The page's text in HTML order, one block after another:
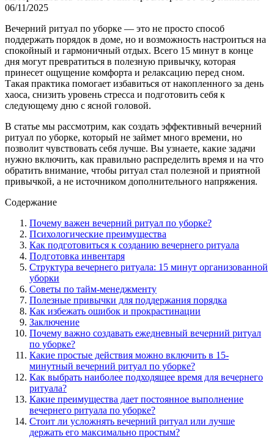
06/11/2025
Вечерний ритуал по уборке — это не просто способ
поддержать порядок в доме, но и возможность настроиться на
спокойный и гармоничный отдых. Всего 15 минут в конце
дня могут превратиться в полезную привычку, которая
принесет ощущение комфорта и релаксацию перед сном.
Такая практика помогает избавиться от накопленного за день
хаоса, снизить уровень стресса и подготовить себя к
следующему дню с ясной головой.
В статье мы рассмотрим, как создать эффективный вечерний
ритуал по уборке, который не займет много времени, но
позволит чувствовать себя лучше. Вы узнаете, какие задачи
нужно включить, как правильно распределить время и на что
обратить внимание, чтобы ритуал стал полезной и приятной
привычкой, а не источником дополнительного напряжения.
Содержание
Почему важен вечерний ритуал по уборке?
Психологические преимущества
Как подготовиться к созданию вечернего ритуала
Подготовка инвентаря
Структура вечернего ритуала: 15 минут организованной
уборки
Советы по тайм-менеджменту
Полезные привычки для поддержания порядка
Как избежать ошибок и прокрастинации
Заключение
Почему важно создавать ежедневный вечерний ритуал
по уборке?
Какие простые действия можно включить в 15-
минутный вечерний ритуал по уборке?
Как выбрать наиболее подходящее время для вечернего
ритуала?
Какие преимущества дает постоянное выполнение
вечернего ритуала по уборке?
Стоит ли усложнять вечерний ритуал или лучше
держать его максимально простым?